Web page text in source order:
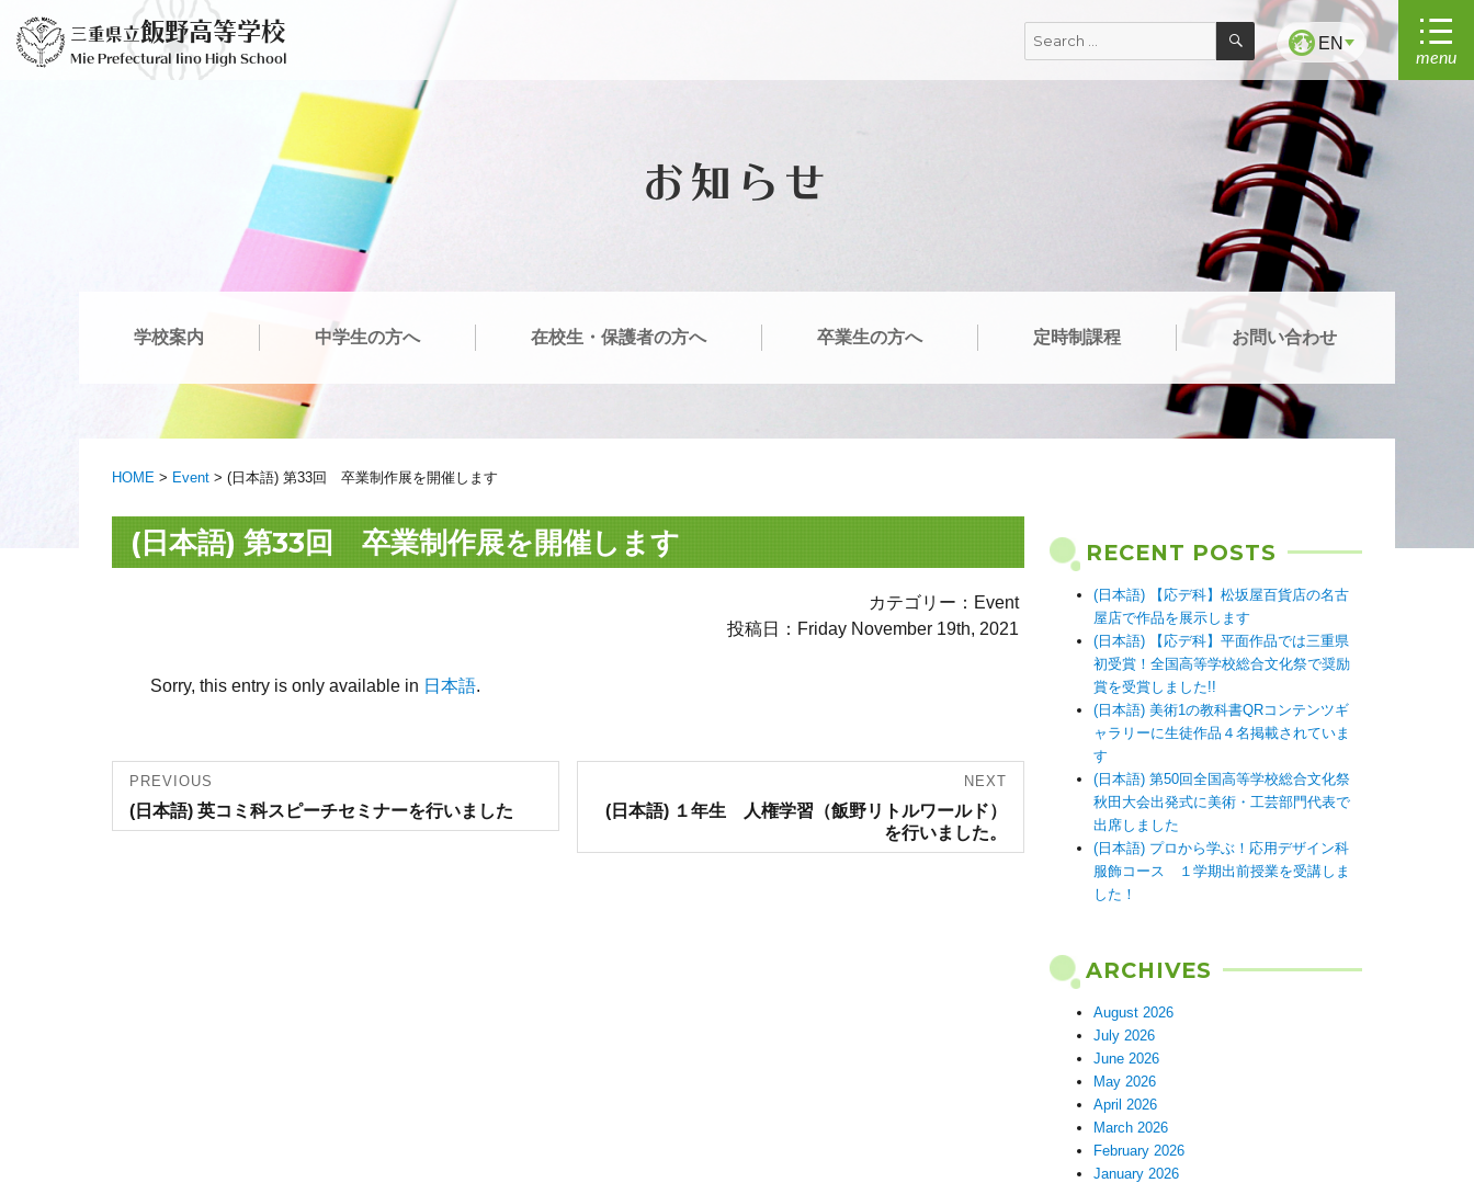
content
三重県立飯野高等学校
Mie Prefectural Iino High School
Search
for:
SEARCH
EN
menu
お知らせ
学校案内 中学生の方へ 在校生・保護者の方へ 卒業生の方へ 定時制課程 お問い合わせ
HOME > Event > (日本語) 第33回 卒業制作展を開催します
(日本語) 第33回 卒業制作展を開催します
カテゴリー：Event
投稿日：Friday November 19th, 2021
Sorry, this entry is only available in 日本語.
Post
navigation
PREVIOUS
Previous
post:
(日本語) 英コミ科スピーチセミナーを行いました
NEXT
Next
post:
(日本語) １年生 人権学習（飯野リトルワールド）
を行いました。
RECENT POSTS
(日本語) 【応デ科】松坂屋百貨店の名古
屋店で作品を展示します
(日本語) 【応デ科】平面作品では三重県
初受賞！全国高等学校総合文化祭で奨励
賞を受賞しました!!
(日本語) 美術1の教科書QRコンテンツギ
ャラリーに生徒作品４名掲載されていま
す
(日本語) 第50回全国高等学校総合文化祭
秋田大会出発式に美術・工芸部門代表で
出席しました
(日本語) プロから学ぶ！応用デザイン科
服飾コース １学期出前授業を受講しま
した！
ARCHIVES
August 2026
July 2026
June 2026
May 2026
April 2026
March 2026
February 2026
January 2026